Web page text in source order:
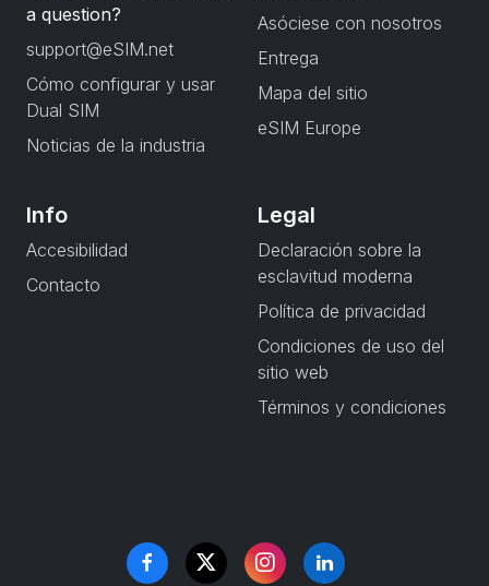
a question?
support@eSIM.net
Cómo configurar y usar
Dual SIM
Noticias de la industria
Asóciese con nosotros
Entrega
Mapa del sitio
eSIM Europe
Info
Accesibilidad
Contacto
Legal
Declaración sobre la
esclavitud moderna
Política de privacidad
Condiciones de uso del
sitio web
Términos y condiciones